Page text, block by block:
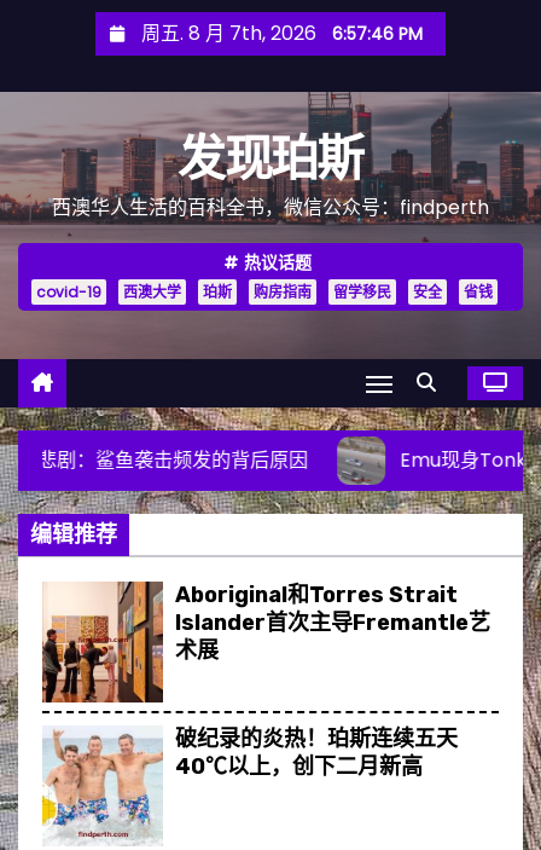
周五. 8 月 7th, 2026 6:57:49 PM
发现珀斯
西澳华人生活的百科全书，微信公众号：findperth
热议话题
covid-19 西澳大学 珀斯 购房指南 留学移民 安全 省钱
Emu现身Tonkin Highway，司机需提高警惕
编辑推荐
Aboriginal和Torres Strait
Islander首次主导Fremantle艺
术展
破纪录的炎热！珀斯连续五天
40℃以上，创下二月新高